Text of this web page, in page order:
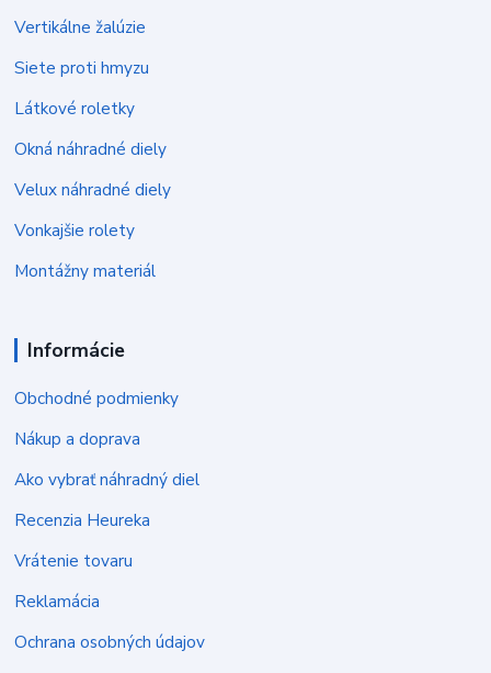
Vertikálne žalúzie
Siete proti hmyzu
Látkové roletky
Okná náhradné diely
Velux náhradné diely
Vonkajšie rolety
Montážny materiál
Informácie
Obchodné podmienky
Nákup a doprava
Ako vybrať náhradný diel
Recenzia Heureka
Vrátenie tovaru
Reklamácia
Ochrana osobných údajov